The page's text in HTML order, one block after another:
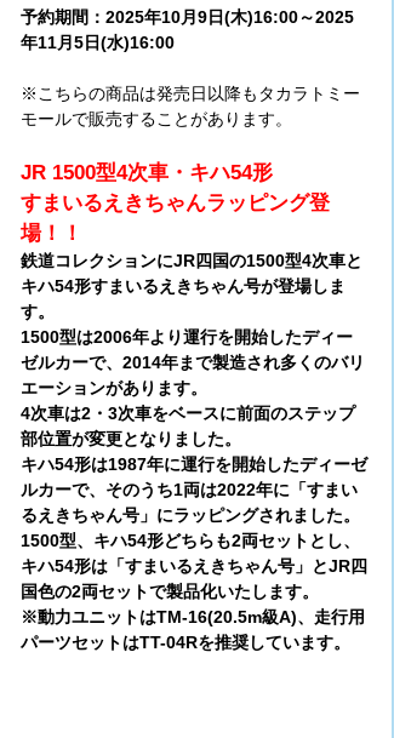
予約期間：2025年10月9日(木)16:00～2025
年11月5日(水)16:00
※こちらの商品は発売日以降もタカラトミー
モールで販売することがあります。
JR 1500型4次車・キハ54形
すまいるえきちゃんラッピング登
場！！
鉄道コレクションにJR四国の1500型4次車と
キハ54形すまいるえきちゃん号が登場しま
す。
1500型は2006年より運行を開始したディー
ゼルカーで、2014年まで製造され多くのバリ
エーションがあります。
4次車は2・3次車をベースに前面のステップ
部位置が変更となりました。
キハ54形は1987年に運行を開始したディーゼ
ルカーで、そのうち1両は2022年に「すまい
るえきちゃん号」にラッピングされました。
1500型、キハ54形どちらも2両セットとし、
キハ54形は「すまいるえきちゃん号」とJR四
国色の2両セットで製品化いたします。
※動力ユニットはTM-16(20.5m級A)、走行用
パーツセットはTT-04Rを推奨しています。